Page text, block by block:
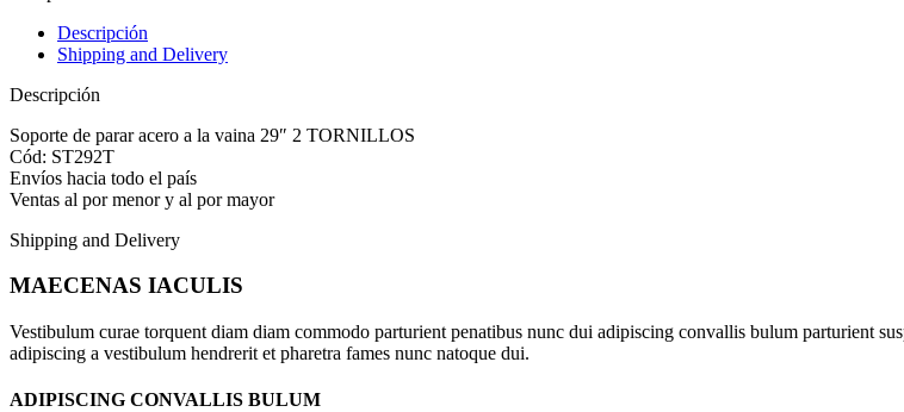
Descripción
Shipping and Delivery
Descripción
Soporte de parar acero a la vaina 29″ 2 TORNILLOS
Cód: ST292T
Envíos hacia todo el país
Ventas al por menor y al por mayor
Shipping and Delivery
MAECENAS IACULIS
Vestibulum curae torquent diam diam commodo parturient penatibus nunc dui adipiscing convallis bulum parturient
adipiscing a vestibulum hendrerit et pharetra fames nunc natoque dui.
ADIPISCING CONVALLIS BULUM